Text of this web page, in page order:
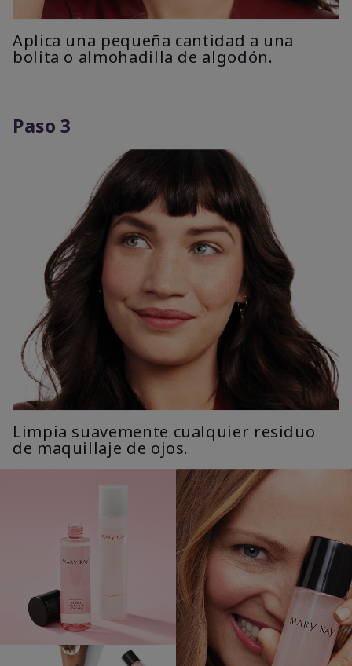
Aplica una pequeña cantidad a una
bolita o almohadilla de algodón.
Paso 3
Limpia suavemente cualquier residuo
de maquillaje de ojos.